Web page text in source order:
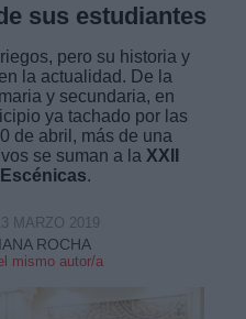
sus estudiantes
pero su historia y
la actualidad. De la
y secundaria, en
ya tachado por las
de abril, más de una
se suman a la XXII
.
ROCHA
mismo autor/a
MARZO 2019